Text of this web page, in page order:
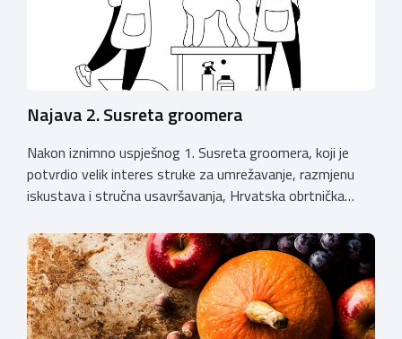
Najava 2. Susreta groomera
Nakon iznimno uspješnog 1. Susreta groomera, koji je
potvrdio velik interes struke za umrežavanje, razmjenu
iskustava i stručna usavršavanja, Hrvatska obrtnička
održati 12. rujna u Kongresnom centru na Zagrebačkom
velesajmu. Susret će i ove godine okupiti groomere,
stručnjake i zaljubljenike u njegu pasa iz cijele Hrvatske,
[…]